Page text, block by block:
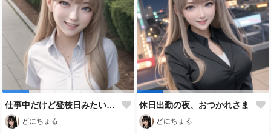
仕事中だけど登校日みたいだよね
どにちょる
休日出勤の夜、おつかれさま
どにちょる